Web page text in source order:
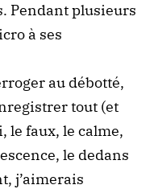
Pendant plusieurs
à ses
au débotté,
tout (et
le faux, le calme,
le dedans
j’aimerais